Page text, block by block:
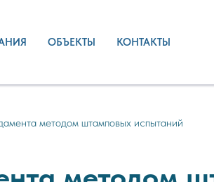
ОБЪЕКТЫ КОНТАКТЫ
методом штамповых испытаний